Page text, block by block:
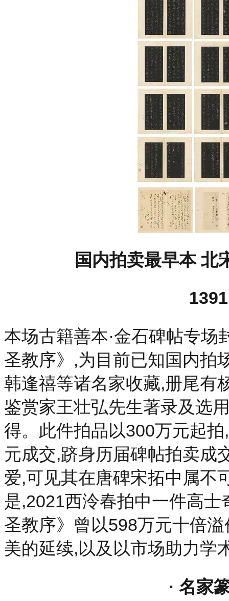
国内拍卖最早本 北
本场古籍善本·金石碑帖专
圣教序》,为目前已知国内拍
韩逢禧等诸名家收藏,册尾有
鉴赏家王壮弘先生著录及选
得。此件拍品以300万元起
元成交,跻身历届碑帖拍卖成
爱,可见其在唐碑宋拓中属不
是,2021西泠春拍中一件高
圣教序》曾以598万元十倍
美的延续,以及以市场助力学
· 名家